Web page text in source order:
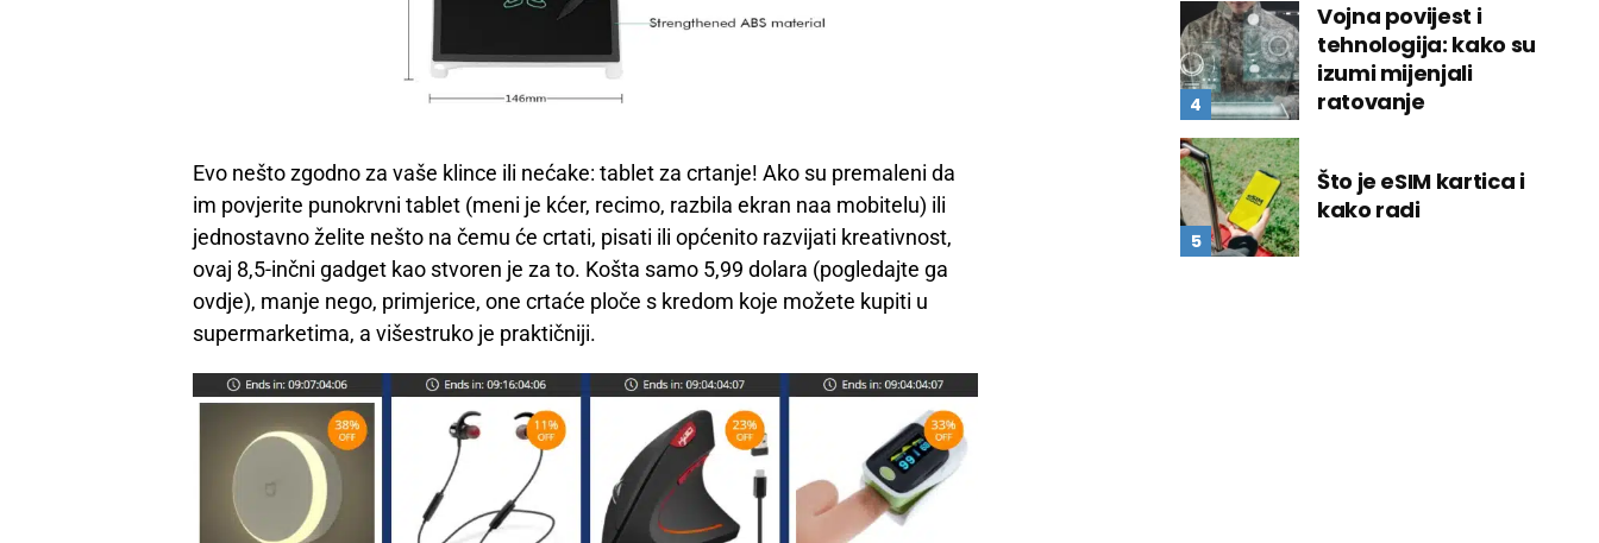
Evo nešto zgodno za vaše klince ili nećake: tablet za crtanje! Ako su premaleni da
im povjerite punokrvni tablet (meni je kćer, recimo, razbila ekran naa mobitelu) ili
jednostavno želite nešto na čemu će crtati, pisati ili općenito razvijati kreativnost,
ovaj 8,5-inčni gadget kao stvoren je za to. Košta samo 5,99 dolara (pogledajte ga
ovdje), manje nego, primjerice, one crtaće ploče s kredom koje možete kupiti u
supermarketima, a višestruko je praktičniji.
Vojna povijest i
tehnologija: kako su
izumi mijenjali
ratovanje
Što je eSIM kartica i
kako radi